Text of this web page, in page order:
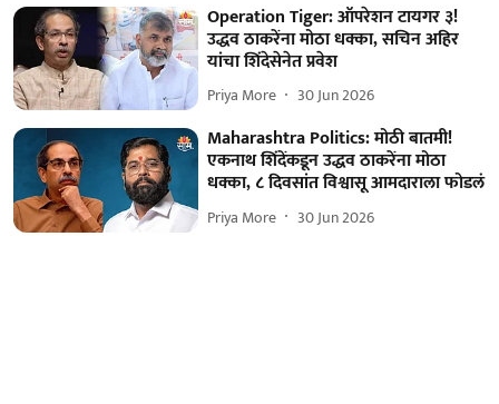
Operation Tiger: ऑपरेशन टायगर ३!
उद्धव ठाकरेंना मोठा धक्का, सचिन अहिर
यांचा शिंदेसेनेत प्रवेश
Priya More 30 Jun 2026
Maharashtra Politics: मोठी बातमी!
एकनाथ शिंदेंकडून उद्धव ठाकरेंना मोठा
धक्का, ८ दिवसांत विश्वासू आमदाराला फोडलं
Priya More 30 Jun 2026